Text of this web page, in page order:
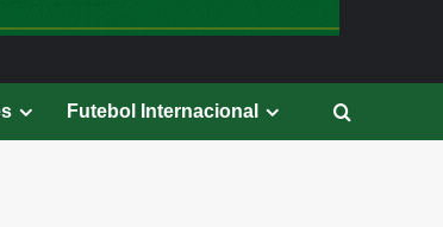
Futebol Internacional